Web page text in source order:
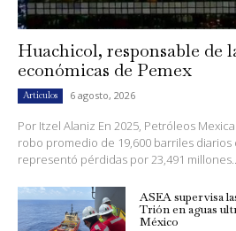
Huachicol, responsable de
económicas de Pemex
Artículos 6 agosto, 2026
Por Itzel Alaniz En 2025, Petróleos
robo promedio de 19,600 barriles
representó pérdidas por 23,491
ASEA supervisa
Trión en aguas
México